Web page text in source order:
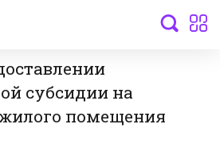
субсидии на
помещения